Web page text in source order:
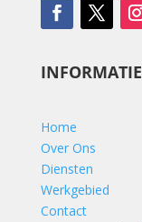
INFORMATIE
Home
Over Ons
Diensten
Werkgebied
Contact